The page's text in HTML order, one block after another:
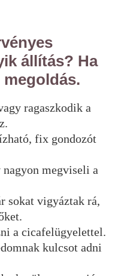
állítás? Ha
ragaszkodik a
fix gondozót
megviseli a
sokat vigyáztak rá,
a cicafelügyelettel.
kulcsot adni